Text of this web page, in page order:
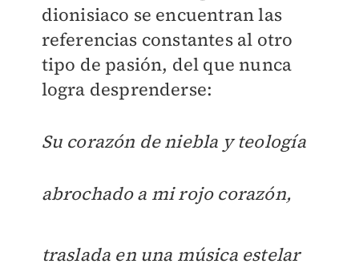
dionisiaco se encuentran las
referencias constantes al otro
tipo de pasión, del que nunca
logra desprenderse:
Su corazón de niebla y teología
abrochado a mi rojo corazón,
traslada en una música estelar